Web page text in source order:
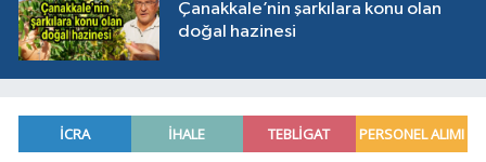
Çanakkale’nin şarkılara konu olan
doğal hazinesi